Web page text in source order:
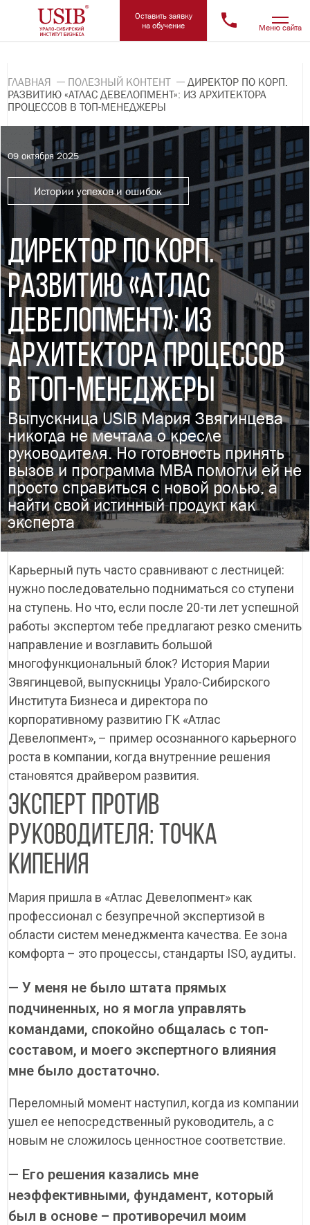
Оставить заявку
на обучение
Меню сайта
ГЛАВНАЯ ПОЛЕЗНЫЙ КОНТЕНТ
ДИРЕКТОР ПО КОРП.
РАЗВИТИЮ «АТЛАС ДЕВЕЛОПМЕНТ»: ИЗ АРХИТЕКТОРА
ПРОЦЕССОВ В ТОП-МЕНЕДЖЕРЫ
09 октября 2025
Истории успехов и ошибок
ДИРЕКТОР ПО КОРП.
РАЗВИТИЮ «АТЛАС
ДЕВЕЛОПМЕНТ»: ИЗ
АРХИТЕКТОРА ПРОЦЕССОВ
В ТОП-МЕНЕДЖЕРЫ
Выпускница USIB Мария Звягинцева
никогда не мечтала о кресле
руководителя. Но готовность принять
вызов и программа MBA помогли ей не
просто справиться с новой ролью, а
найти свой истинный продукт как
эксперта
Карьерный путь часто сравнивают с лестницей:
нужно последовательно подниматься со ступени
на ступень. Но что, если после 20-ти лет успешной
работы экспертом тебе предлагают резко сменить
направление и возглавить большой
многофункциональный блок? История Марии
Звягинцевой, выпускницы Урало-Сибирского
Института Бизнеса и директора по
корпоративному развитию ГК «Атлас
Девелопмент», – пример осознанного карьерного
роста в компании, когда внутренние решения
становятся драйвером развития.
ЭКСПЕРТ ПРОТИВ
РУКОВОДИТЕЛЯ: ТОЧКА
КИПЕНИЯ
Мария пришла в «Атлас Девелопмент» как
профессионал с безупречной экспертизой в
области систем менеджмента качества. Ее зона
комфорта – это процессы, стандарты ISO, аудиты.
— У меня не было штата прямых
подчиненных, но я могла управлять
командами, спокойно общалась с топ-
составом, и моего экспертного влияния
мне было достаточно.
Переломный момент наступил, когда из компании
ушел ее непосредственный руководитель, а с
новым не сложилось ценностное соответствие.
— Его решения казались мне
неэффективными, фундамент, который
был в основе – противоречил моим